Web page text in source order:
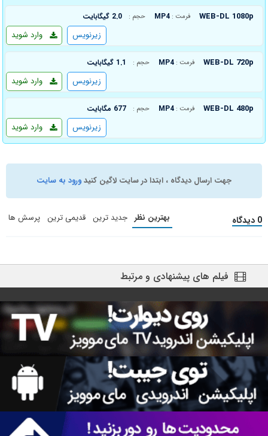
WEB-DL 1080p فرمت : MP4 حجم : 2.0 گیگابایت
وارد شوید زیرنویس
WEB-DL 720p فرمت : MP4 حجم : 1.1 گیگابایت
وارد شوید زیرنویس
WEB-DL 480p فرمت : MP4 حجم : 677 مگابایت
وارد شوید زیرنویس
جهت ارسال دیدگاه ، ابتدا در سایت لاگین کنیدورود به سایت
0 دیدگاه بهترین نظر جدید ترین قدیمی ترین پرسش ها
فیلم های پیشنهادی و مرتبط